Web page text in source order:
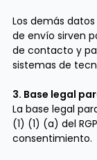
Los demás
de envío sirven
de contacto y
sistemas de
3. Base legal
La base legal
(1) (1) (a) del
consentimiento.